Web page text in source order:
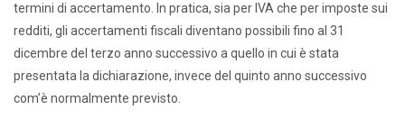
termini di accertamento. In pratica, sia per IVA che per imposte sui
redditi, gli accertamenti fiscali diventano possibili fino al 31
dicembre del terzo anno successivo a quello in cui è stata
presentata la dichiarazione, invece del quinto anno successivo
com’è normalmente previsto.